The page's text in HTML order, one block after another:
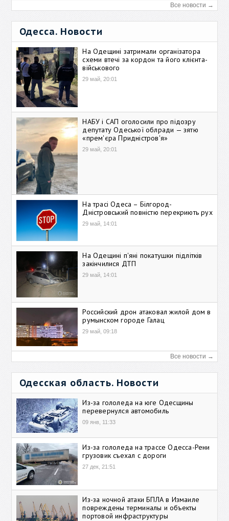
Все новости →
Одесса. Новости
На Одещині затримали організатора
схеми втечі за кордон та його клієнта-
військового
29 май, 20:01
НАБУ і САП оголосили про підозру
депутату Одеської облради — зятю
«прем'єра Придністров'я»
29 май, 20:01
На трасі Одеса – Білгород-
Дністровський повністю перекриють рух
29 май, 14:01
На Одещині п'яні покатушки підлітків
закінчилися ДТП
29 май, 14:01
Российский дрон атаковал жилой дом в
румынском городе Галац
29 май, 09:18
Все новости →
Одесская область. Новости
Из-за гололеда на юге Одесщины
перевернулся автомобиль
09 янв, 11:33
Из-за гололеда на трассе Одесса-Рени
грузовик съехал с дороги
27 дек, 21:51
Из-за ночной атаки БПЛА в Измаиле
повреждены терминалы и объекты
портовой инфраструктуры